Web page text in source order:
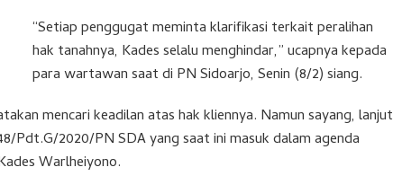
“Setiap penggugat meminta klarifikasi terkait peralihan
hak tanahnya, Kades selalu menghindar,” ucapnya kepada
para wartawan saat di PN Sidoarjo, Senin (8/2) siang.
mencari keadilan atas hak kliennya. Namun sayang, lanjut
Pdt.G/2020/PN SDA yang saat ini masuk dalam agenda
Warlheiyono.